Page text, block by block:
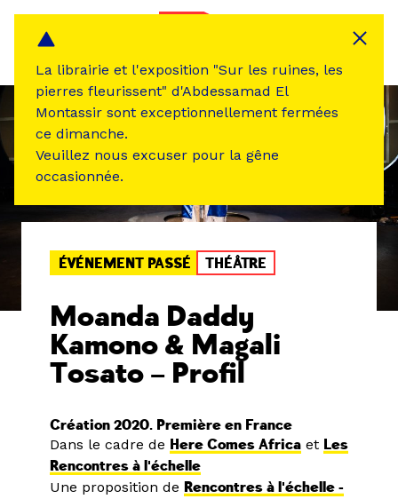
ÉVÉNEMENT PASSÉ THÉÂTRE
Moanda Daddy
Kamono & Magali
Tosato – Profil
Création 2020. Première en France
Dans le cadre de Here Comes Africa et Les
Rencontres à l'échelle
Une proposition de Rencontres à l'échelle -
La librairie et l'exposition "Sur les ruines, les
pierres fleurissent" d'Abdessamad El
Montassir sont exceptionnellement fermées
ce dimanche.
Veuillez nous excuser pour la gêne
occasionnée.
Panneau de gestion des cookies